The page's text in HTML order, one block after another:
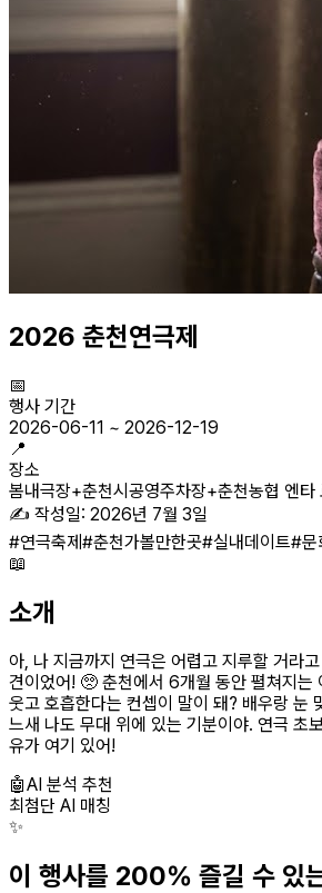
2026 춘천연극제
📅
행사 기간
2026-06-11 ~ 2026-12-19
📍
장소
봄내극장+춘천시공영주차장+춘천농협 엔타
✍️ 작성일: 2026년 7월 3일
#연극축제#춘천가볼만한곳#실내데이트#문
📖
소개
아, 나 지금까지 연극은 어렵고 지루할 거라
견이었어! 🥺 춘천에서 6개월 동안 펼쳐지는
웃고 호흡한다는 컨셉이 말이 돼? 배우랑 눈
느새 나도 무대 위에 있는 기분이야. 연극 초
유가 여기 있어!
🤖AI 분석 추천
최첨단 AI 매칭
✨
이 행사를 200% 즐길 수 있